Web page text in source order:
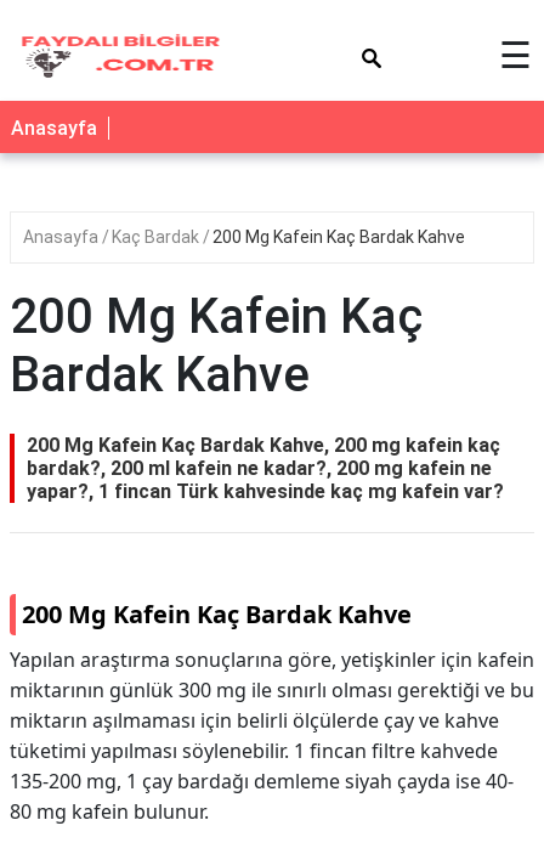
☰
Anasayfa
Anasayfa Kaç Bardak 200 Mg Kafein Kaç Bardak Kahve
200 Mg Kafein Kaç
Bardak Kahve
200 Mg Kafein Kaç Bardak Kahve, 200 mg kafein kaç
bardak?, 200 ml kafein ne kadar?, 200 mg kafein ne
yapar?, 1 fincan Türk kahvesinde kaç mg kafein var?
200 Mg Kafein Kaç Bardak Kahve
Yapılan araştırma sonuçlarına göre, yetişkinler için kafein
miktarının günlük 300 mg ile sınırlı olması gerektiği ve bu
miktarın aşılmaması için belirli ölçülerde çay ve kahve
tüketimi yapılması söylenebilir. 1 fincan filtre kahvede
135-200 mg, 1 çay bardağı demleme siyah çayda ise 40-
80 mg kafein bulunur.